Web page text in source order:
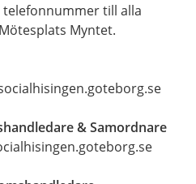
till alla
Myntet.
& Samordnare